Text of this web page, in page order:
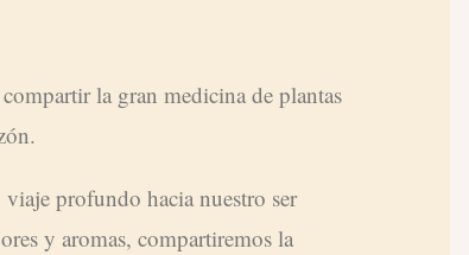
la gran medicina de plantas
profundo hacia nuestro ser
y aromas, compartiremos la